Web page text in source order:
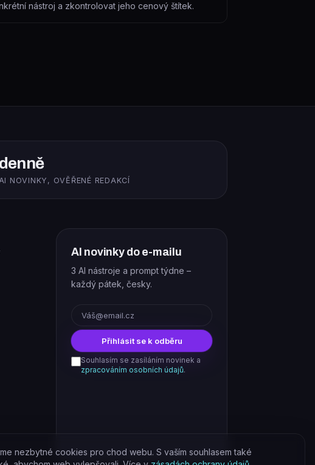
nástroj a zkontrolovat jeho cenový štítek.
denně
NOVINKY, OVĚŘENÉ REDAKCÍ
AI novinky do e-mailu
3 AI nástroje a prompt týdne –
každý pátek, česky.
Přihlásit se k odběru
Souhlasím se zasíláním novinek a
zpracováním osobních údajů.
nezbytné cookies pro chod webu. S vaším souhlasem také